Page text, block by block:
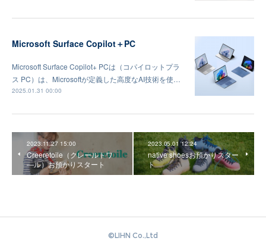
Microsoft Surface Copilot＋PC
Microsoft Surface Copilot+ PCは（コパイロットプラ
ス PC）は、Microsoftが定義した高度なAI技術を使…
2025.01.31 00:00
2023.11.27 15:00
Creeretoile（クレールトワ
―ル）お預かりスタート
2023.05.01 12:24
native shoesお預かりスター
ト
©️LIHN Co.,Ltd